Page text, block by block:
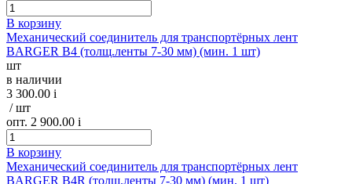
В корзину
Механический соединитель для транспортёрных лент
BARGER B4 (толщ.ленты 7-30 мм) (мин. 1 шт)
шт
в наличии
3 300.00 i
/ шт
опт. 2 900.00 i
В корзину
Механический соединитель для транспортёрных лент
BARGER B4R (толщ.ленты 7-30 мм) (мин. 1 шт)